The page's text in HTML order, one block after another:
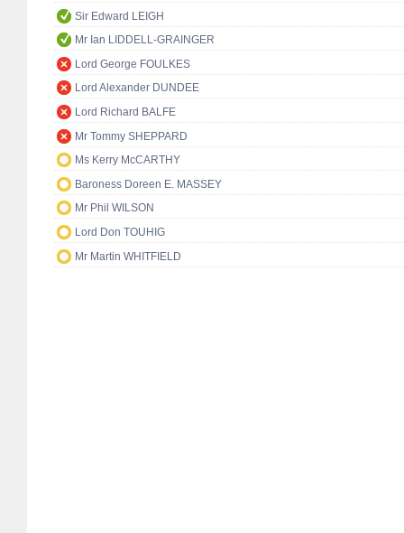
Sir Edward LEIGH
Mr Ian LIDDELL-GRAINGER
Lord George FOULKES
Lord Alexander DUNDEE
Lord Richard BALFE
Mr Tommy SHEPPARD
Ms Kerry McCARTHY
Baroness Doreen E. MASSEY
Mr Phil WILSON
Lord Don TOUHIG
Mr Martin WHITFIELD